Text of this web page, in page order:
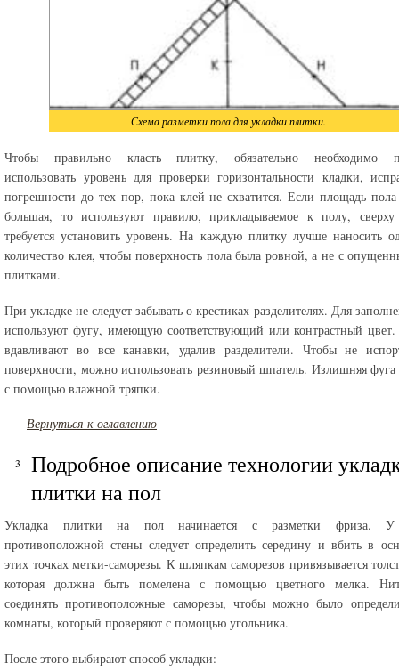
Схема разметки пола для укладки плитки.
Чтобы правильно класть плитку, обязательно необходимо
использовать уровень для проверки горизонтальности кладки,
погрешности до тех пор, пока клей не схватится. Если площадь
большая, то используют правило, прикладываемое к полу, сверху
требуется установить уровень. На каждую плитку лучше наносить
количество клея, чтобы поверхность пола была ровной, а не с
плитками.
При укладке не следует забывать о крестиках-разделителях. Для
используют фугу, имеющую соответствующий или контрастный
вдавливают во все канавки, удалив разделители. Чтобы не
поверхности, можно использовать резиновый шпатель. Излишняя фуга
с помощью влажной тряпки.
Вернуться к оглавлению
Подробное описание технологии
плитки на пол
Укладка плитки на пол начинается с разметки фриза.
противоположной стены следует определить середину и вбить в
этих точках метки-саморезы. К шляпкам саморезов привязывается
которая должна быть помелена с помощью цветного мелка.
соединять противоположные саморезы, чтобы можно было
комнаты, который проверяют с помощью угольника.
После этого выбирают способ укладки: